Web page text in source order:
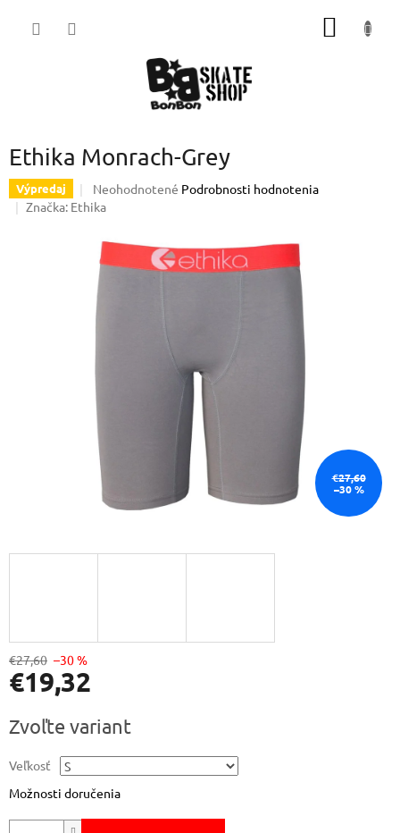
Ethika Monrach-Grey
Výpredaj
Priemerné
hodnotenie
je
0,0
5
hviezdičiek.
Neohodnotené Podrobnosti hodnotenia
Značka: Ethika
€27,60
–30 %
€27,60 –30 %
€19,32
cena:
Zvoľte variant
Veľkosť
Možnosti doručenia